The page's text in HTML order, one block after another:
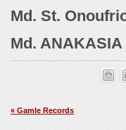
Md. St.
Md. ANAKASIA
« Gamle Records